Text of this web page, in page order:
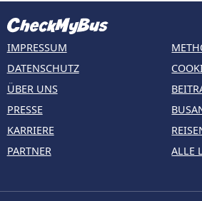
IMPRESSUM
DATENSCHUTZ
ÜBER UNS
PRESSE
KARRIERE
PARTNER
ALLE